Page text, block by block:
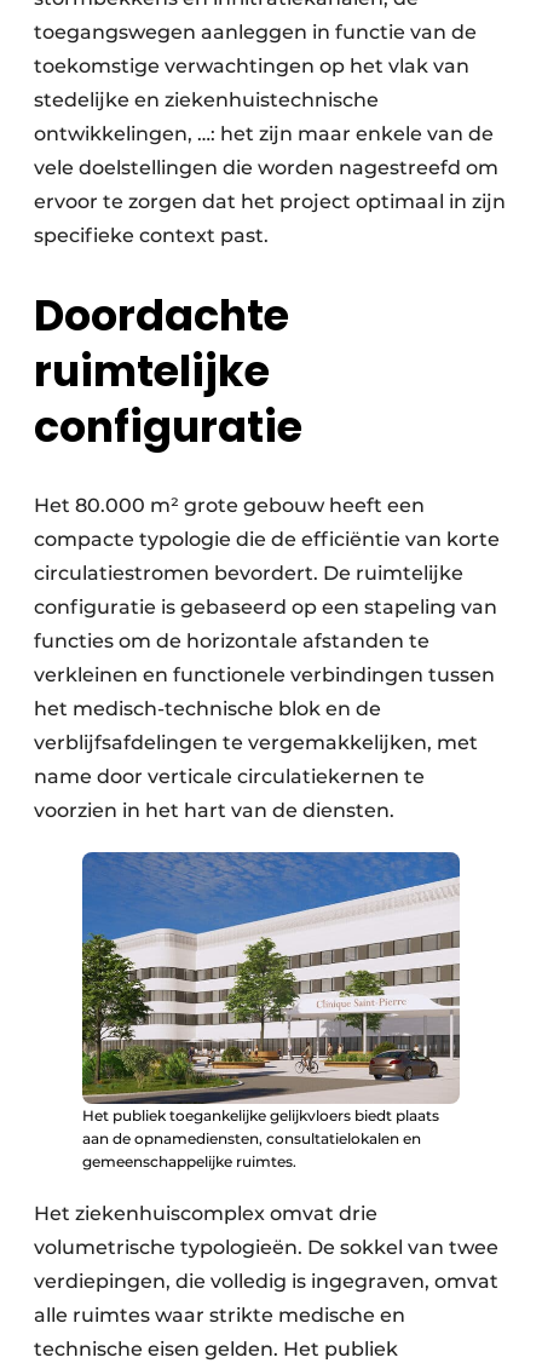
toegangswegen aanleggen in functie van de
toekomstige verwachtingen op het vlak van
stedelijke en ziekenhuistechnische
ontwikkelingen, …: het zijn maar enkele van de
vele doelstellingen die worden nagestreefd om
ervoor te zorgen dat het project optimaal in zijn
specifieke context past.
Doordachte
ruimtelijke
configuratie
Het 80.000 m² grote gebouw heeft een
compacte typologie die de efficiëntie van korte
circulatiestromen bevordert. De ruimtelijke
configuratie is gebaseerd op een stapeling van
functies om de horizontale afstanden te
verkleinen en functionele verbindingen tussen
het medisch-technische blok en de
verblijfsafdelingen te vergemakkelijken, met
name door verticale circulatiekernen te
voorzien in het hart van de diensten.
Het publiek toegankelijke gelijkvloers biedt plaats
aan de opnamediensten, consultatielokalen en
gemeenschappelijke ruimtes.
Het ziekenhuiscomplex omvat drie
volumetrische typologieën. De sokkel van twee
verdiepingen, die volledig is ingegraven, omvat
alle ruimtes waar strikte medische en
technische eisen gelden. Het publiek